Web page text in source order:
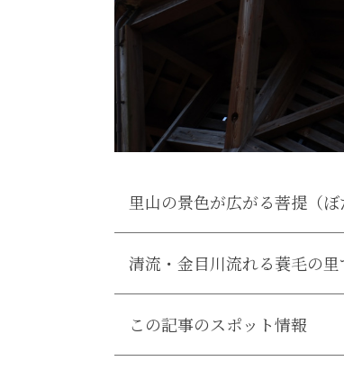
里山の景色が広がる菩提（
清流・金目川流れる蓑毛の
この記事のスポット情報